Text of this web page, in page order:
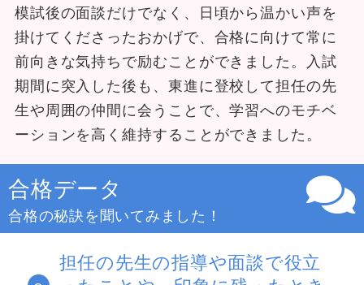
模試後の面談だけでなく、日頃から温かい声を
掛けてくださったおかげで、合格に向けて常に
前向きな気持ちで励むことができました。入試
期間に突入した後も、東進に登校して担任の先
生や周囲の仲間に会うことで、学習へのモチベ
ーションを高く維持することができました。
合格データ
合格の秘訣を聞いてみました！
担任の先生の指導や面談で役立